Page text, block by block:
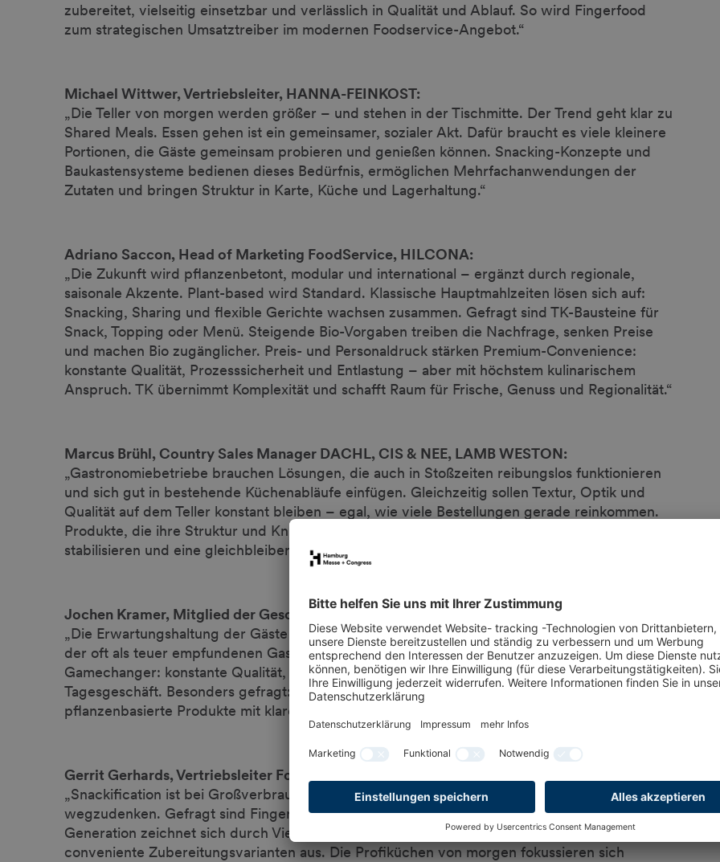
zubereitet, vielseitig einsetzbar und verlässlich in Qualität und Ablauf. So wird Fingerfood
zum strategischen Umsatztreiber im modernen Foodservice-Angebot.“
Michael Wittwer, Vertriebsleiter, HANNA-FEINKOST:
„Die Teller von morgen werden größer – und stehen in der Tischmitte. Der Trend geht klar zu
Shared Meals. Essen gehen ist ein gemeinsamer, sozialer Akt. Dafür braucht es viele kleinere
Portionen, die Gäste gemeinsam probieren und genießen können. Snacking-Konzepte und
Baukastensysteme bedienen dieses Bedürfnis, ermöglichen Mehrfachanwendungen der
Zutaten und bringen Struktur in Karte, Küche und Lagerhaltung.“
Adriano Saccon, Head of Marketing FoodService, HILCONA:
„Die Zukunft wird pflanzenbetont, modular und international – ergänzt durch regionale,
saisonale Akzente. Plant-based wird Standard. Klassische Hauptmahlzeiten lösen sich auf:
Snacking, Sharing und flexible Gerichte wachsen zusammen. Gefragt sind TK-Bausteine für
Snack, Topping oder Menü. Steigende Bio-Vorgaben treiben die Nachfrage, senken Preise
und machen Bio zugänglicher. Preis- und Personaldruck stärken Premium-Convenience:
konstante Qualität, Prozesssicherheit und Entlastung – aber mit höchstem kulinarischem
Anspruch. TK übernimmt Komplexität und schafft Raum für Frische, Genuss und Regionalität.“
Marcus Brühl, Country Sales Manager DACHL, CIS & NEE, LAMB WESTON:
„Gastronomiebetriebe brauchen Lösungen, die auch in Stoßzeiten reibungslos funktionieren
und sich gut in bestehende Küchenabläufe einfügen. Gleichzeitig sollen Textur, Optik und
Qualität auf dem Teller konstant bleiben – egal, wie viele Bestellungen gerade reinkommen.
Produkte, die ihre Struktur und Knusprigkeit länger behalten, können dabei helfen, Abläufe zu
stabilisieren und eine gleichbleibend gute Präsentation sicherzustellen.“
Jochen Kramer, Mitglied der Geschäftsleitung, SALOMON FOODWORLD:
„Die Erwartungshaltung der Gäste von morgen wird weiter steigen – insbesondere aufgrund
der oft als teuer empfundenen Gastronomiepreise. Tiefkühlfrische Produkte sind dabei
Gamechanger: konstante Qualität, sichere Kalkulation und maximale Entlastung im
Tagesgeschäft. Besonders gefragt: smarte Proteinlösungen, internationale Trends und
pflanzenbasierte Produkte mit klarem Genussversprechen.“
Gerrit Gerhards, Vertriebsleiter Foodservice, SCHNE-FROST:
„Snackification ist bei Großverbrauchenden, in Hospitality und Foodservice nicht mehr
wegzudenken. Gefragt sind Fingerfood, One-Bite-Snacks und Snack-Menüs. Die neue Snack-
Generation zeichnet sich durch Vielfalt an rezeptorischen Inhalten, attraktive Formen und
conveniente Zubereitungsvarianten aus. Die Profiküchen von morgen fokussieren sich